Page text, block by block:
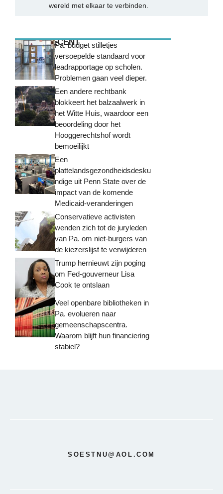
wereld met elkaar te verbinden.
MEEST RECENTPa. budget stilletjes
versoepelde standaard voor
leadrapportage op scholen.
Problemen gaan veel dieper.
Een andere rechtbank
blokkeert het balzaalwerk in
het Witte Huis, waardoor een
beoordeling door het
Hooggerechtshof wordt
bemoeilijkt
Een
plattelandsgezondheidsdesku
ndige uit Penn State over de
impact van de komende
Medicaid-veranderingen
Conservatieve activisten
wenden zich tot de juryleden
van Pa. om niet-burgers van
de kiezerslijst te verwijderen
Trump hernieuwt zijn poging
om Fed-gouverneur Lisa
Cook te ontslaan
Veel openbare bibliotheken in
Pa. evolueren naar
gemeenschapscentra.
Waarom blijft hun financiering
stabiel?
SOESTNU@AOL.COM